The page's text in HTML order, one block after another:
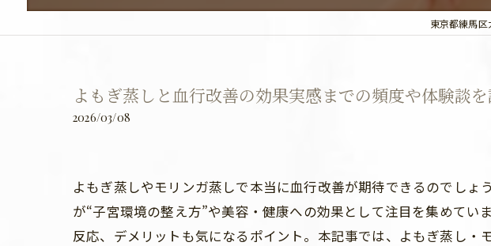
東京都練馬区
よもぎ蒸しと血行改善の効果実感までの頻度や体験談
2026/03/08
よもぎ蒸しやモリンガ蒸しで本当に血行改善が期待できるのでし
が“子宮環境の整え方”や美容・健康への効果として注目を集めて
反応、デメリットも気になるポイント。本記事では、よもぎ蒸し